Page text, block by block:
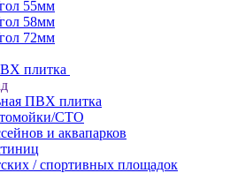
55мм
58мм
72мм
плитка
ПВХ плитка
СТО
и аквапарков
/ спортивных площадок